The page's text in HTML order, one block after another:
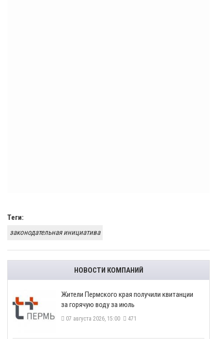
Теги:
законодательная инициатива
НОВОСТИ КОМПАНИЙ
​Жители Пермского края получили квитанции
за горячую воду за июль
07 августа 2026, 15:00 471